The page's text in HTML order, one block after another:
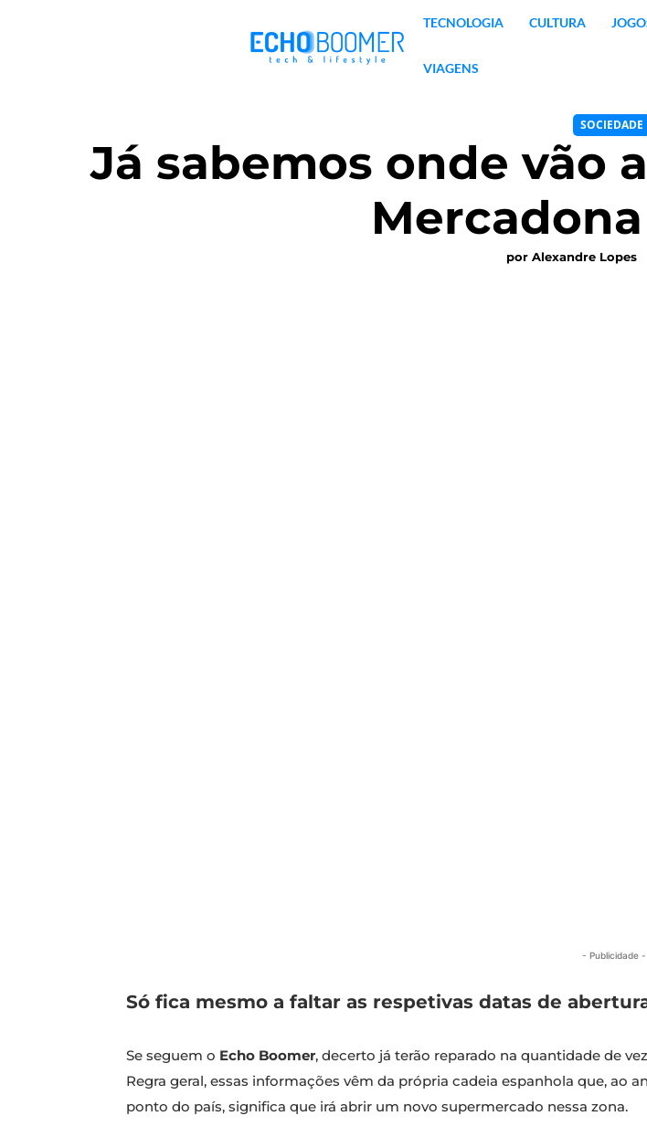
TECNOLOGIA CULTURA
VIAGENS
SOCIEDADE
Já sabemos onde vão
por Alexandre Lopes
- Publicidade -
Só fica mesmo a faltar as respetivas datas de
Se seguem o Echo Boomer, decerto já terão reparado na quantidade de
Regra geral, essas informações vêm da própria cadeia espanhola que,
ponto do país, significa que irá abrir um novo supermercado nessa zona.